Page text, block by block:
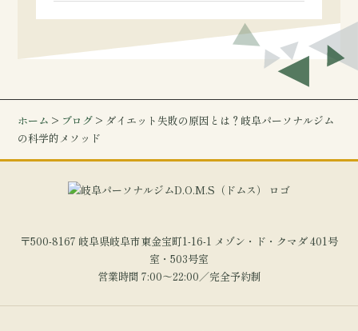
ホーム > ブログ > ダイエット失敗の原因とは？岐阜パーソナルジム
の科学的メソッド
〒500-8167 岐阜県岐阜市東金宝町1-16-1 メゾン・ド・クマダ 401号
室・503号室
営業時間 7:00～22:00／完全予約制